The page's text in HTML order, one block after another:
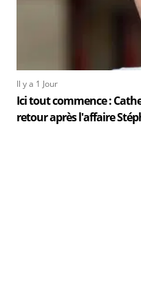
Il y a 1 Jour
Ici tout commence :
retour après l'affaire